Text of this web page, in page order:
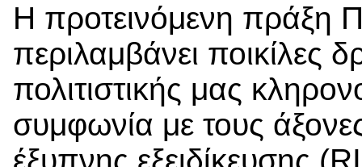
Η προτεινόμενη πράξη
περιλαμβάνει ποικίλες
πολιτιστικής μας
συμφωνία με τους